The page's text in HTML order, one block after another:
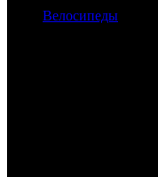
Велосипеды